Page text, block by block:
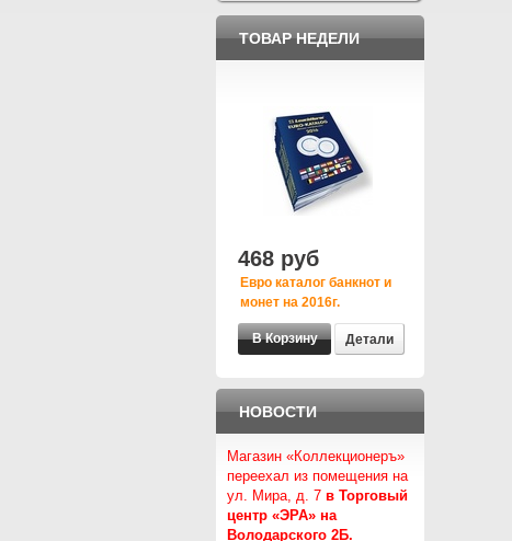
ТОВАР НЕДЕЛИ
468 руб
Евро каталог банкнот и
монет на 2016г.
Детали
НОВОСТИ
Магазин «Коллекционеръ»
переехал из помещения на
ул. Мира, д. 7 в Торговый
центр «ЭРА» на
Володарского 2Б.